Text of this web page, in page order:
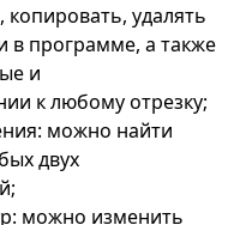
удалять
в программе, а также
и
к любому отрезку;
можно найти
двух
можно изменить